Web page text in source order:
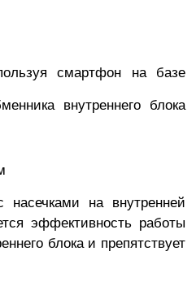
смартфон на базе
внутреннего блока
насечками на внутренней
эффективность работы
блока и препятствует